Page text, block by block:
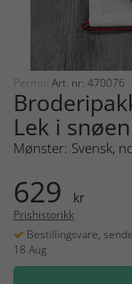
Permin Art. nr: 470076
Lek i snøen
Mønster: Svensk,
629 kr
Prishistorikk
Bestillingsvare,
18 Aug